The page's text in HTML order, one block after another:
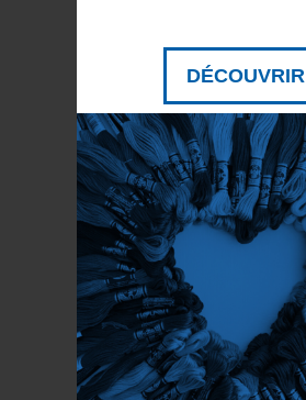
DÉCOUVRIR